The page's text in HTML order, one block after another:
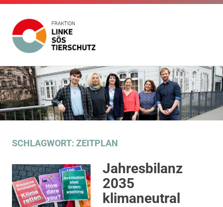
Zum
Inhalt
springen
Linke
SÖS
Tierschutz
der
Fraktion
Die
Linke
SÖS
Gemeinderat
SCHLAGWORT: ZEITPLAN
Jahresbilanz
2035
klimaneutral